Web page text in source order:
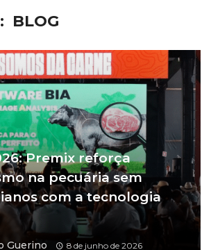
BLOG
Premix reforça
na pecuária sem
com a tecnologia
Guerino 8 de junho de 2026